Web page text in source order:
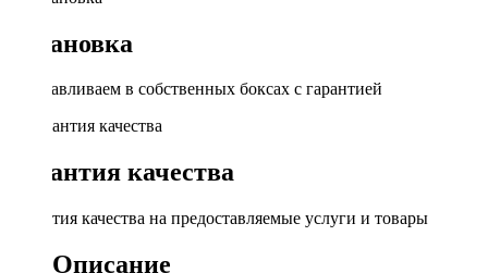
Установка
Устанавливаем в собственных боксах с гарантией
Гарантия качества
Гарантия качества на предоставляемые услуги и товары
Описание